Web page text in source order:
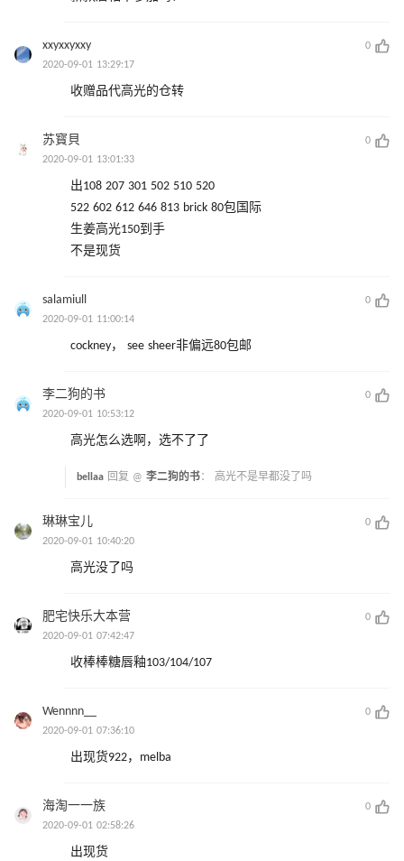
xxyxxyxxy
0
2020-09-01 13:29:17
收赠品代高光的仓转
苏寳貝
0
2020-09-01 13:01:33
出108 207 301 502 510 520
522 602 612 646 813 brick 80包国际
生姜高光150到手
不是现货
salamiull
0
2020-09-01 11:00:14
cockney， see sheer非偏远80包邮
李二狗的书
0
2020-09-01 10:53:12
高光怎么选啊，选不了了
bellaa 回复 @ 李二狗的书： 高光不是早都没了吗
琳琳宝儿
0
2020-09-01 10:40:20
高光没了吗
肥宅快乐大本营
0
2020-09-01 07:42:47
收棒棒糖唇釉103/104/107
Wennnn__
0
2020-09-01 07:36:10
出现货922，melba
海淘一一族
0
2020-09-01 02:58:26
出现货